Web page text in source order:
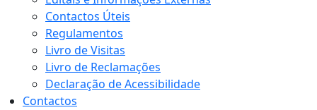
Contactos Úteis
Regulamentos
Livro de Visitas
Livro de Reclamações
Declaração de Acessibilidade
Contactos